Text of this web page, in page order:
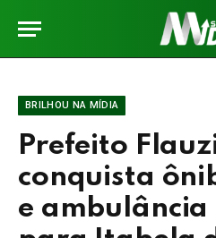
BRILHOU NA MÍDIA
Prefeito
conquista
e ambulância